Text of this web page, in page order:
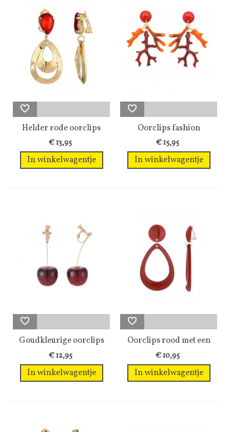
Helder rode oorclips
met...
€ 13,95
In winkelwagentje
Oorclips fashion
statement...
€ 15,95
In winkelwagentje
Goudkleurige oorclips
met een...
€ 12,95
In winkelwagentje
Oorclips rood met een
ovale hanger
€ 10,95
In winkelwagentje